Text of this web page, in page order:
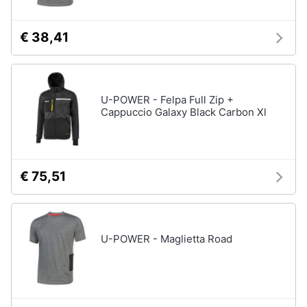
Giocattoli
Prima
infanzia
Fotografia
Abbigliamento
Sport
Animali
Scarpe
Sneakers
Scarpe
Anfibi
tutti
Accessori
Sigaretta
elettronica
€ 38,41
U-POWER - Felpa Full Zip +
Cappuccio Galaxy Black Carbon Xl
€ 75,51
U-POWER - Maglietta Road